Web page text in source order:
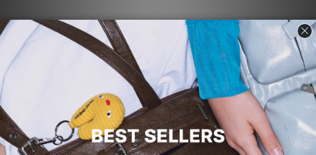
商品描述 顧客評價